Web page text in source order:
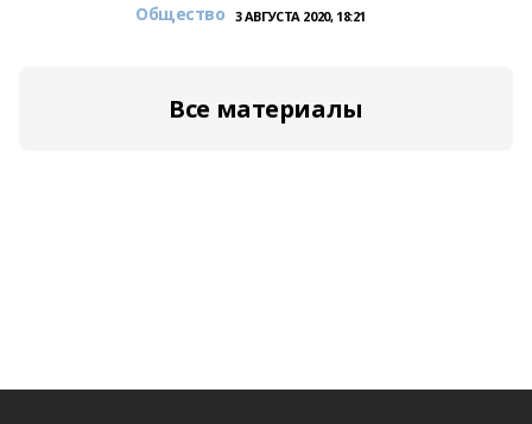
Общество 3 АВГУСТА 2020, 18:21
Все материалы